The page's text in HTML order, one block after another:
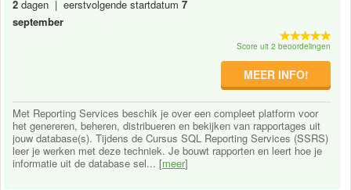
2 dagen | eerstvolgende startdatum 7
september
Score uit 2 beoordelingen
MEER INFO!
Met Reporting Services beschik je over een compleet platform voor
het genereren, beheren, distribueren en bekijken van rapportages uit
jouw database(s). Tijdens de Cursus SQL Reporting Services (SSRS)
leer je werken met deze techniek. Je bouwt rapporten en leert hoe je
informatie uit de database sel... [meer]